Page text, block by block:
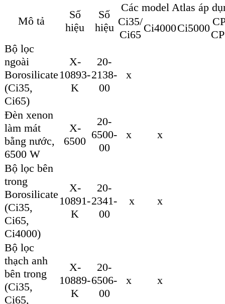
Mô tả
Số
hiệu
Số
hiệu
Các model Atlas áp
Ci35/
Ci65
Ci4000Ci5000
Bộ lọc
ngoài
Borosilicate
(Ci35,
Ci65)
X-
10893-
K
20-
2138-
00
x
Đèn xenon
làm mát
bằng nước,
6500 W
X-
6500
20-
6500-
00
x x
Bộ lọc bên
trong
Borosilicate
(Ci35,
Ci65,
Ci4000)
X-
10891-
K
20-
2341-
00
x x
Bộ lọc
thạch anh
bên trong
(Ci35,
Ci65,
X-
10889-
K
20-
6506-
00
x x